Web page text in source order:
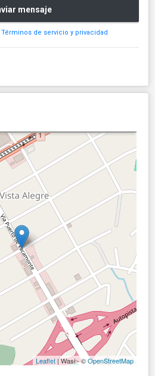
mensaje
Términos de servicio y privacidad
Leaflet| Wasi - ©OpenStreetMap